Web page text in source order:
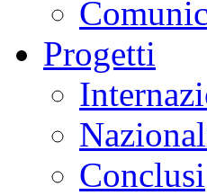
Progetti
Conclusi